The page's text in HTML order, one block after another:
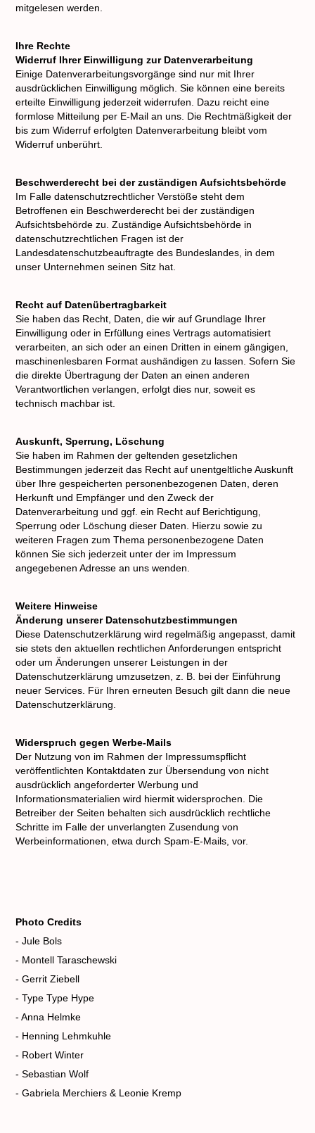
mitgelesen werden.
Ihre Rechte
Widerruf Ihrer Einwilligung zur Datenverarbeitung
Einige Datenverarbeitungsvorgänge sind nur mit Ihrer
ausdrücklichen Einwilligung möglich. Sie können eine bereits
erteilte Einwilligung jederzeit widerrufen. Dazu reicht eine
formlose Mitteilung per E-Mail an uns. Die Rechtmäßigkeit der
bis zum Widerruf erfolgten Datenverarbeitung bleibt vom
Widerruf unberührt.
Beschwerderecht bei der zuständigen Aufsichtsbehörde
Im Falle datenschutzrechtlicher Verstöße steht dem
Betroffenen ein Beschwerderecht bei der zuständigen
Aufsichtsbehörde zu. Zuständige Aufsichtsbehörde in
datenschutzrechtlichen Fragen ist der
Landesdatenschutzbeauftragte des Bundeslandes, in dem
unser Unternehmen seinen Sitz hat.
Recht auf Datenübertragbarkeit
Sie haben das Recht, Daten, die wir auf Grundlage Ihrer
Einwilligung oder in Erfüllung eines Vertrags automatisiert
verarbeiten, an sich oder an einen Dritten in einem gängigen,
maschinenlesbaren Format aushändigen zu lassen. Sofern Sie
die direkte Übertragung der Daten an einen anderen
Verantwortlichen verlangen, erfolgt dies nur, soweit es
technisch machbar ist.
Auskunft, Sperrung, Löschung
Sie haben im Rahmen der geltenden gesetzlichen
Bestimmungen jederzeit das Recht auf unentgeltliche Auskunft
über Ihre gespeicherten personenbezogenen Daten, deren
Herkunft und Empfänger und den Zweck der
Datenverarbeitung und ggf. ein Recht auf Berichtigung,
Sperrung oder Löschung dieser Daten. Hierzu sowie zu
weiteren Fragen zum Thema personenbezogene Daten
können Sie sich jederzeit unter der im Impressum
angegebenen Adresse an uns wenden.
Weitere Hinweise
Änderung unserer Datenschutzbestimmungen
Diese Datenschutzerklärung wird regelmäßig angepasst, damit
sie stets den aktuellen rechtlichen Anforderungen entspricht
oder um Änderungen unserer Leistungen in der
Datenschutzerklärung umzusetzen, z. B. bei der Einführung
neuer Services. Für Ihren erneuten Besuch gilt dann die neue
Datenschutzerklärung.
Widerspruch gegen Werbe-Mails
Der Nutzung von im Rahmen der Impressumspflicht
veröffentlichten Kontaktdaten zur Übersendung von nicht
ausdrücklich angeforderter Werbung und
Informationsmaterialien wird hiermit widersprochen. Die
Betreiber der Seiten behalten sich ausdrücklich rechtliche
Schritte im Falle der unverlangten Zusendung von
Werbeinformationen, etwa durch Spam-E-Mails, vor.
Photo Credits
- Jule Bols
- Montell Taraschewski
- Gerrit Ziebell
- Type Type Hype
- Anna Helmke
- Henning Lehmkuhle
- Robert Winter
- Sebastian Wolf
- Gabriela Merchiers & Leonie Kremp